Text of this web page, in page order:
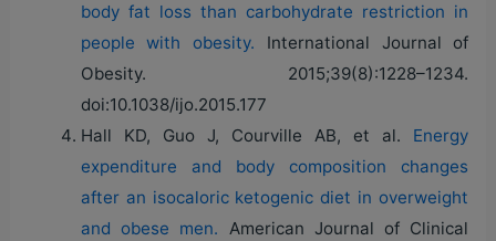
body fat loss than carbohydrate restriction in
people with obesity. International Journal of
Obesity. 2015;39(8):1228–1234.
doi:10.1038/ijo.2015.177
Hall KD, Guo J, Courville AB, et al. Energy
expenditure and body composition changes
after an isocaloric ketogenic diet in overweight
and obese men. American Journal of Clinical